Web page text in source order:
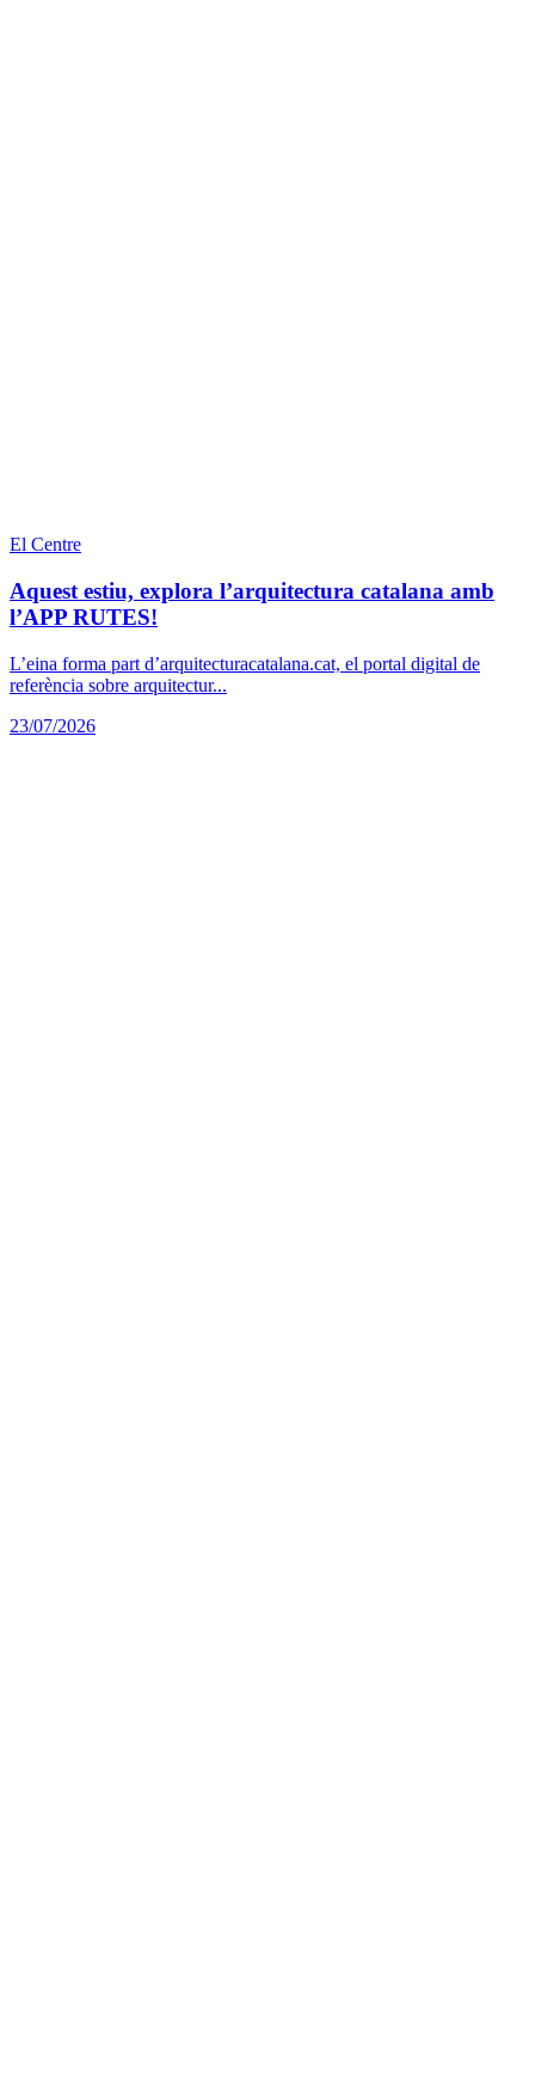
El Centre
Aquest estiu, explora l’arquitectura catalana amb
l’APP RUTES!
L’eina forma part d’arquitecturacatalana.cat, el portal digital de
referència sobre arquitectur...
23/07/2026